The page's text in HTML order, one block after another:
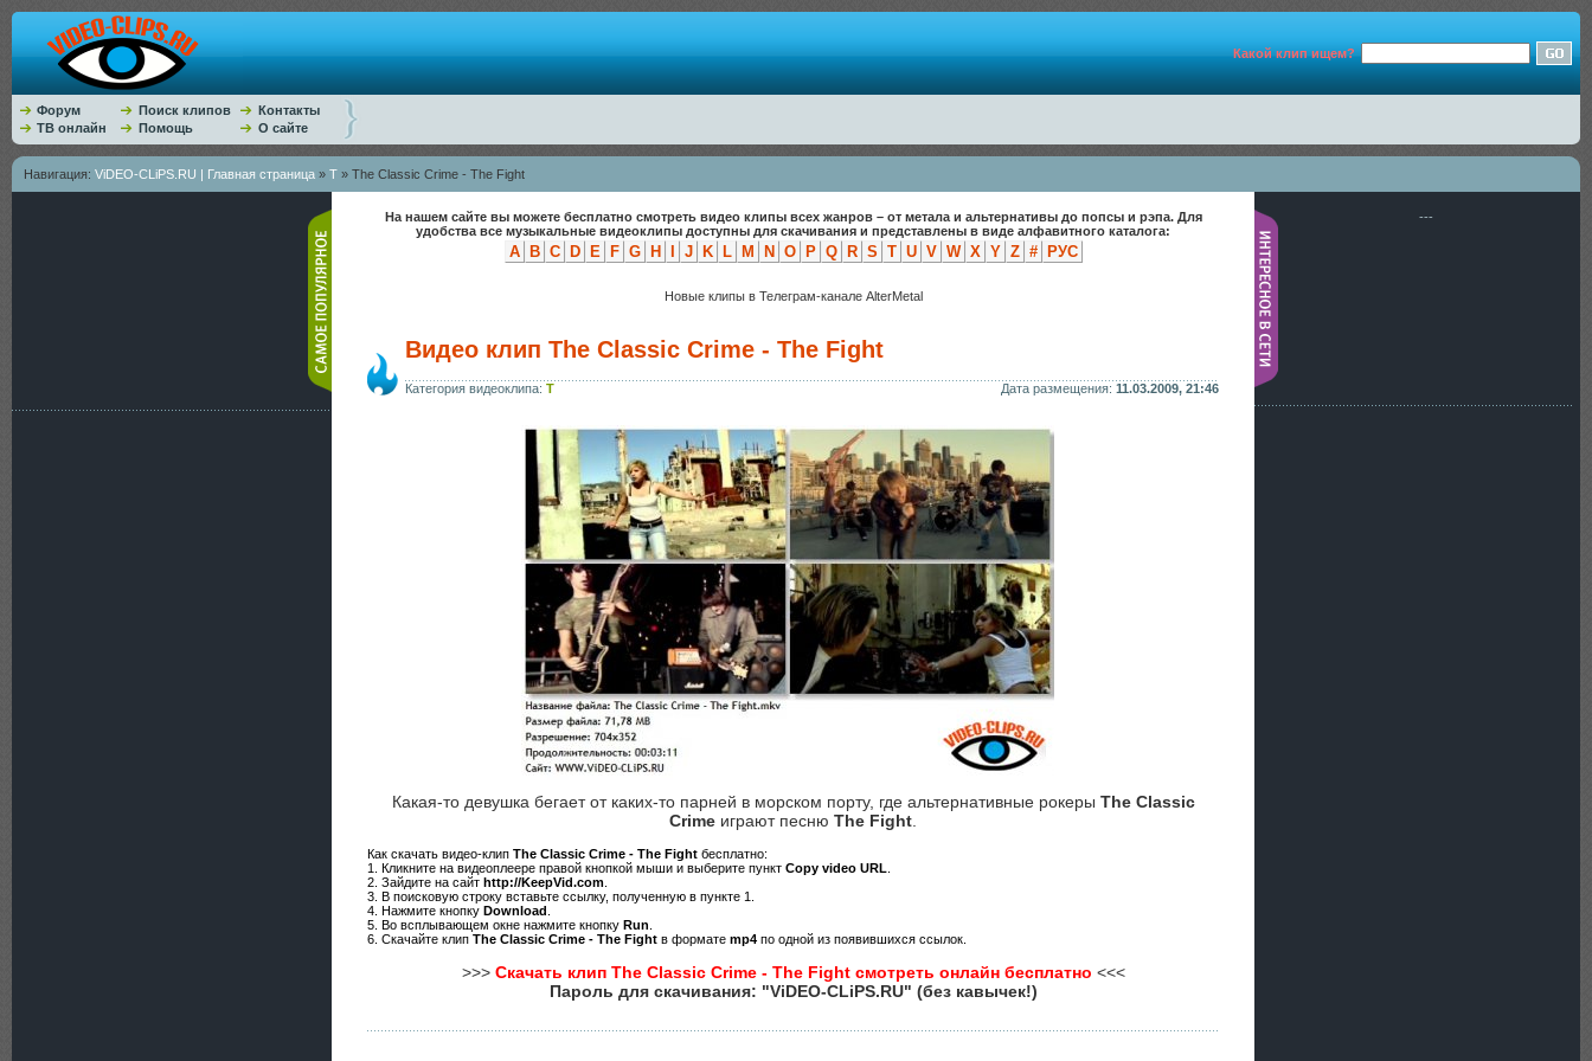
Какой клип ищем?
Форум Поиск клипов
Контакты
ТВ онлайн
Помощь О сайте
Навигация: ViDEO-CLiPS.RU | Главная страница » T » The Classic Crime - The Fight
На нашем сайте вы можете бесплатно смотреть видео клипы всех жанров – от метала и альтернативы до попсы и рэпа. Для
удобства все музыкальные видеоклипы доступны для скачивания и представлены в виде алфавитного каталога:
A B C D E F G H J K L M N O P Q R S T U V W X Y Z # РУС
Новые клипы в Телеграм-канале AlterMetal
Видео клип The Classic Crime - The Fight
Категория видеоклипа: T Дата размещения: 11.03.2009, 21:46
Какая-то девушка бегает от каких-то парней в морском порту, где альтернативные рокеры The Classic
Crime играют песню The Fight
Как скачать видео-клип The Classic Crime - The Fight бесплатно:
1. Кликните на видеоплеере правой кнопкой мыши и выберите пункт Copy video URL
2. Зайдите на сайт http://KeepVid.com
3. В поисковую строку вставьте ссылку, полученную в пункте 1.
4. Нажмите кнопку Download
5. Во всплывающем окне нажмите кнопку Run
6. Скачайте клип The Classic Crime - The Fight в формате mp4 по одной из появившихся ссылок.
>>> Скачать клип The Classic Crime - The Fight смотреть онлайн бесплатно <<<
Пароль для скачивания: "ViDEO-CLiPS.RU" (без кавычек!)
---